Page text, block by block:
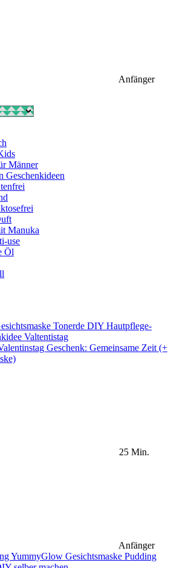
Anfänger
Männer
Geschenkideen
Manuka
use
Öl
Geschenk: Gemeinsame Zeit (+
25 Min.
Anfänger